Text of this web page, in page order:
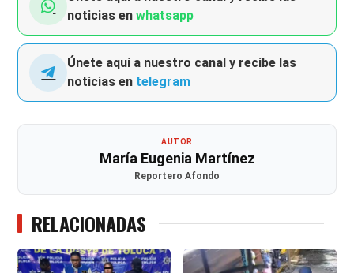
noticias enwhatsapp
Únete aquí a nuestro canal y recibe las
noticias en telegram
AUTOR
María Eugenia Martínez
Reportero Afondo
RELACIONADAS